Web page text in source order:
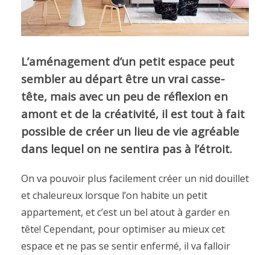
L’aménagement d’un petit espace peut
sembler au départ être un vrai casse-
tête, mais avec un peu de réflexion en
amont et de la créativité, il est tout à fait
possible de créer un lieu de vie agréable
dans lequel on ne sentira pas à l’étroit.
On va pouvoir plus facilement créer un nid douillet
et chaleureux lorsque l’on habite un petit
appartement, et c’est un bel atout à garder en
tête! Cependant, pour optimiser au mieux cet
espace et ne pas se sentir enfermé, il va falloir